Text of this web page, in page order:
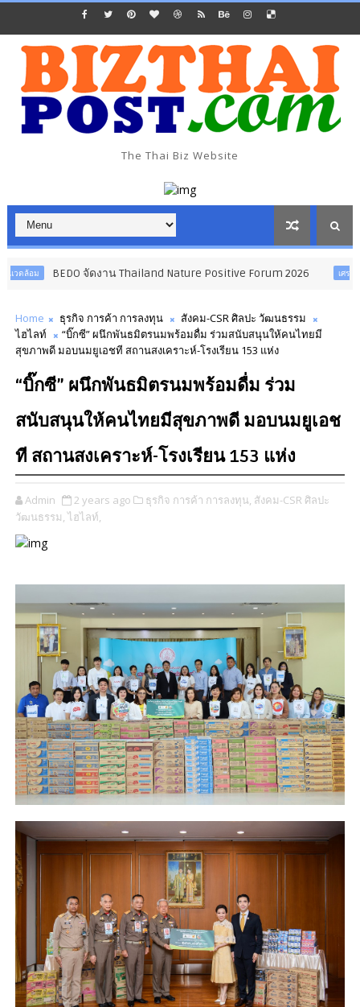
The Thai Biz Website
จัดงาน Thailand Nature Positive Forum 2026 เศรษฐกิจ อุตสาหกรรม
Home ธุรกิจ การค้า การลงทุน
สังคม-CSR ศิลปะ วัฒนธรรม
ไฮไลท์
“บิ๊กซี” ผนึกพันธมิตรนมพร้อมดื่ม ร่วมสนับสนุนให้คนไทยมี
สุขภาพดี มอบนมยูเอชที สถานสงเคราะห์-โรงเรียน 153 แห่ง
“บิ๊กซี” ผนึกพันธมิตรนมพร้อมดื่ม ร่วม
สนับสนุนให้คนไทยมีสุขภาพดี มอบนมยูเอช
ที สถานสงเคราะห์-โรงเรียน 153 แห่ง
Admin 2 years ago ธุรกิจ การค้า การลงทุน, สังคม-CSR ศิลปะ
วัฒนธรรม, ไฮไลท์,